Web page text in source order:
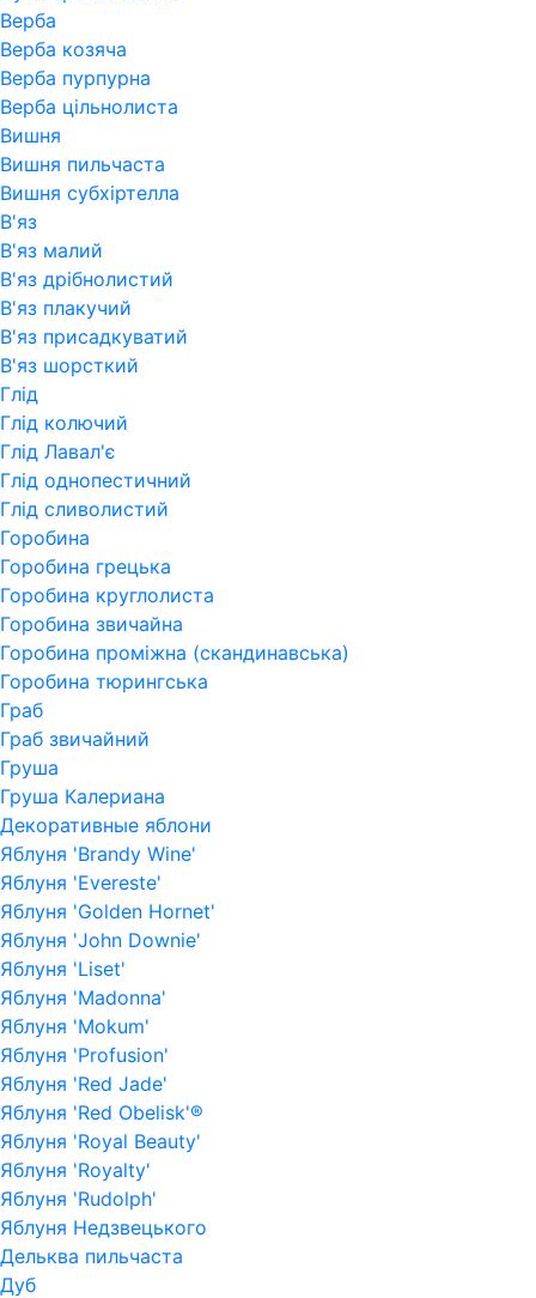
Верба
Верба козяча
Верба пурпурна
Верба цільнолиста
Вишня
Вишня пильчаста
Вишня субхіртелла
В'яз
В'яз малий
В'яз дрібнолистий
В'яз плакучий
В'яз присадкуватий
В'яз шорсткий
Глід
Глід колючий
Глід Лавал'є
Глід однопестичний
Глід сливолистий
Горобина
Горобина грецька
Горобина круглолиста
Горобина звичайна
Горобина проміжна (скандинавська)
Горобина тюрингська
Граб
Граб звичайний
Груша
Груша Калериана
Декоративные яблони
Яблуня 'Brandy Wine'
Яблуня 'Evereste'
Яблуня 'Golden Hornet'
Яблуня 'John Downie'
Яблуня 'Liset'
Яблуня 'Madonna'
Яблуня 'Mokum'
Яблуня 'Profusion'
Яблуня 'Red Jade'
Яблуня 'Red Obelisk'®
Яблуня 'Royal Beauty'
Яблуня 'Royalty'
Яблуня 'Rudolph'
Яблуня Недзвецького
Дельква пильчаста
Дуб